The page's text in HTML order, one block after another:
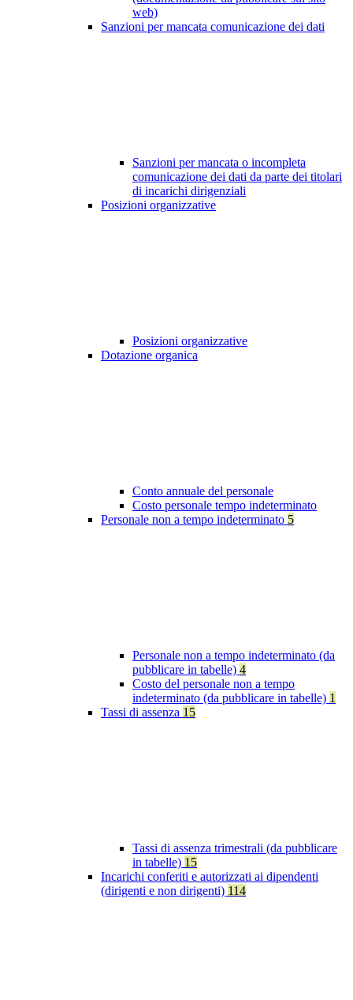
web)
Sanzioni per mancata comunicazione dei dati
Sanzioni per mancata o incompleta
comunicazione dei dati da parte dei titolari
di incarichi dirigenziali
Posizioni organizzative
Posizioni organizzative
Dotazione organica
Conto annuale del personale
Costo personale tempo indeterminato
Personale non a tempo indeterminato 5
Personale non a tempo indeterminato (da
pubblicare in tabelle) 4
Costo del personale non a tempo
indeterminato (da pubblicare in tabelle) 1
Tassi di assenza 15
Tassi di assenza trimestrali (da pubblicare
in tabelle) 15
Incarichi conferiti e autorizzati ai dipendenti
(dirigenti e non dirigenti) 114